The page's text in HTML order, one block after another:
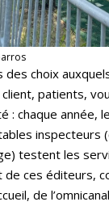
des choix
patients,
: chaque année,
inspecteurs
testent les
de ces éditeurs,
de